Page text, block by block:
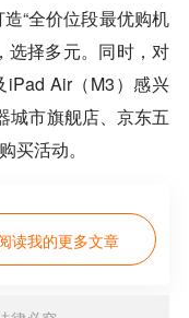
“全价位段最优购机
选择多元。同时，对
iPad Air（M3）感兴
城市旗舰店、京东五
买活动。
读我的更多文章